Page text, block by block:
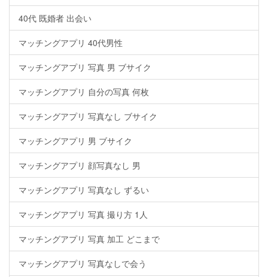
40代 既婚者 出会い
マッチングアプリ 40代男性
マッチングアプリ 写真 男 ブサイク
マッチングアプリ 自分の写真 何枚
マッチングアプリ 写真なし ブサイク
マッチングアプリ 男 ブサイク
マッチングアプリ 顔写真なし 男
マッチングアプリ 写真なし ずるい
マッチングアプリ 写真 撮り方 1人
マッチングアプリ 写真 加工 どこまで
マッチングアプリ 写真なしで会う